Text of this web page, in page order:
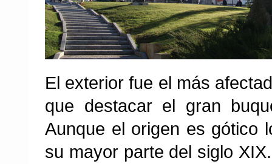
El exterior fue el más
que destacar el gran
Aunque el origen es gótico
su mayor parte del siglo